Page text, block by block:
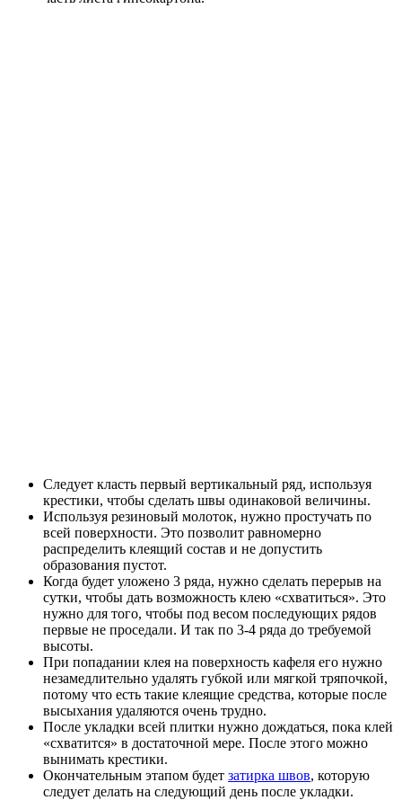
Следует класть первый вертикальный ряд, используя
крестики, чтобы сделать швы одинаковой величины.
Используя резиновый молоток, нужно простучать по
всей поверхности. Это позволит равномерно
распределить клеящий состав и не допустить
образования пустот.
Когда будет уложено 3 ряда, нужно сделать перерыв на
сутки, чтобы дать возможность клею «схватиться». Это
нужно для того, чтобы под весом последующих рядов
первые не проседали. И так по 3-4 ряда до требуемой
высоты.
При попадании клея на поверхность кафеля его нужно
незамедлительно удалять губкой или мягкой тряпочкой,
потому что есть такие клеящие средства, которые после
высыхания удаляются очень трудно.
После укладки всей плитки нужно дождаться, пока клей
«схватится» в достаточной мере. После этого можно
вынимать крестики.
Окончательным этапом будет затирка швов, которую
следует делать на следующий день после укладки.